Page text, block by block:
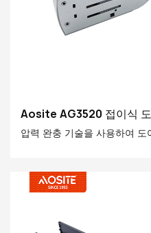
Aosite AG3520 접이식
압력 완충 기술을 사용하여
다양한 도어 패널 자료에 적
의성과 안전을 향상시킵니다.